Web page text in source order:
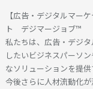
【広告・デジタルマー
ト デジマージョブ™
私たちは、広告・デジ
したいビジネスパーソ
なソリューションを提供
今後さらに人材流動化